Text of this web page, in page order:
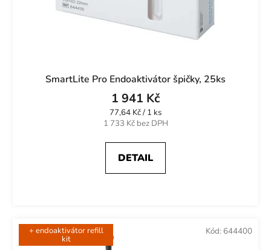
SmartLite Pro Endoaktivátor špičky, 25ks
1 733 Kč bez DPH
1 941 Kč
Měrná
cena:
77,64 Kč / 1 ks
DETAIL
+ endoaktivátor refill
kit
Kód: 644400